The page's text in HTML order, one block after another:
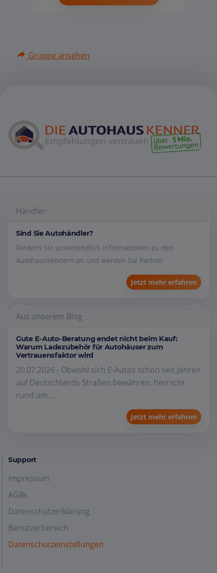
Gruppe ansehen
Händler
Sind Sie Autohändler?
Fordern Sie unverbindlich Informationen zu den
Autohauskennern an und werden Sie Partner
Jetzt mehr erfahren
Aus unserem Blog
Gute E-Auto-Beratung endet nicht beim Kauf:
Warum Ladezubehör für Autohäuser zum
Vertrauensfaktor wird
20.07.2026 - Obwohl sich E-Autos schon seit Jahren
auf Deutschlands Straßen bewähren, herrscht
rund um...
Jetzt mehr erfahren
Support
Impressum
AGBs
Datenschutzerklärung
Benutzerbereich
Datenschutzeinstellungen